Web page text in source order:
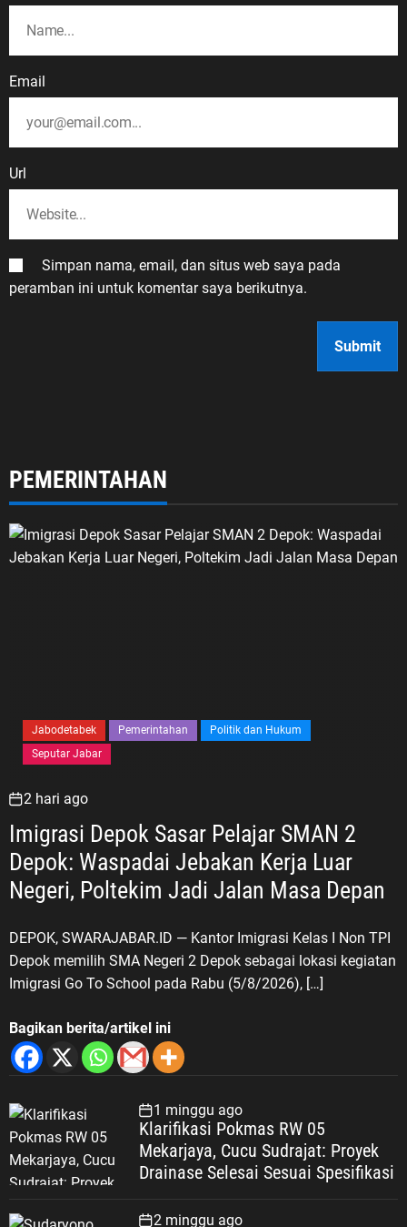
Email
Url
Simpan nama, email, dan situs web saya pada
peramban ini untuk komentar saya berikutnya.
PEMERINTAHAN
Jabodetabek Pemerintahan
Politik dan Hukum
Seputar Jabar
2 hari ago
Imigrasi Depok Sasar Pelajar SMAN 2
Depok: Waspadai Jebakan Kerja Luar
DEPOK, SWARAJABAR.ID — Kantor Imigrasi Kelas I Non TPI
Depok memilih SMA Negeri 2 Depok sebagai lokasi kegiatan
Imigrasi Go To School pada Rabu (5/8/2026), […]
Bagikan berita/artikel ini
1 minggu ago
Klarifikasi Pokmas RW 05
Mekarjaya, Cucu Sudrajat: Proyek
Drainase Selesai Sesuai Spesifikasi
2 minggu ago